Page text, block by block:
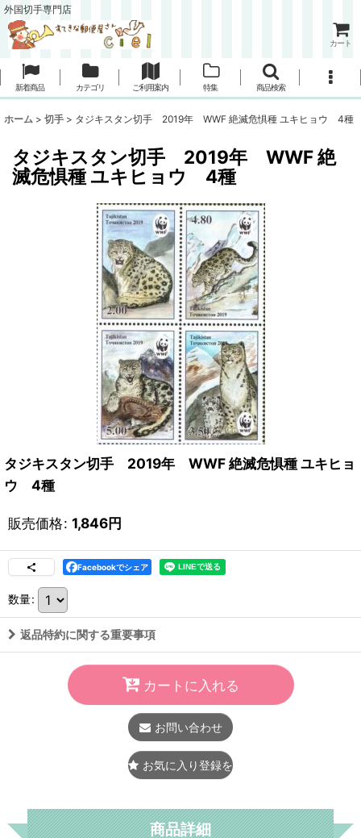
外国切手専門店
カート
新着商品 カテゴリ ご利用案内 特集 商品検索
ホーム > 切手 > タジキスタン切手 2019年 WWF 絶滅危惧種 ユキヒョウ 4種
タジキスタン切手 2019年 WWF 絶
滅危惧種 ユキヒョウ 4種
タジキスタン切手 2019年 WWF 絶滅危惧種 ユキヒョ
ウ 4種
販売価格: 1,846円
Facebookでシェア
数量:
返品特約に関する重要事項
カートに入れる
お問い合わせ
お気に入り登録をする
商品詳細